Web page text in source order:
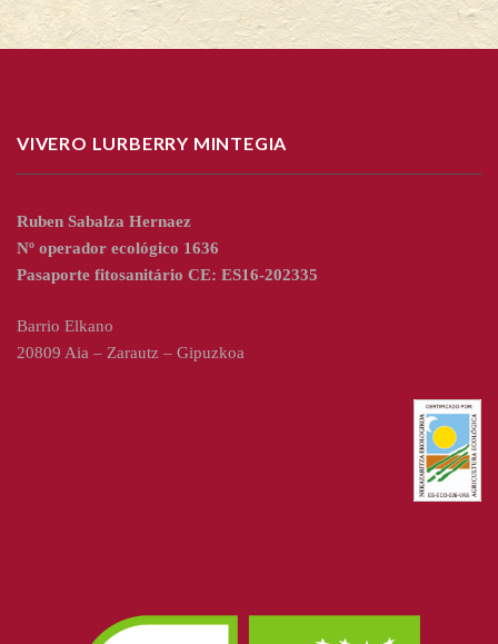
VIVERO LURBERRY MINTEGIA
Ruben Sabalza Hernaez
Nº operador ecológico 1636
Pasaporte fitosanitário CE: ES16-202335
Barrio Elkano
20809 Aia – Zarautz – Gipuzkoa